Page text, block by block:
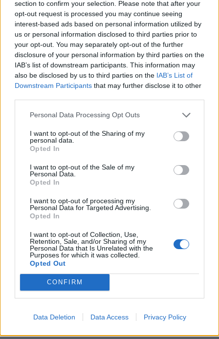
section to confirm your selection. Please note that after your
opt-out request is processed you may continue seeing
interest-based ads based on personal information utilized by
us or personal information disclosed to third parties prior to
your opt-out. You may separately opt-out of the further
disclosure of your personal information by third parties on the
IAB’s list of downstream participants. This information may
also be disclosed by us to third parties on the IAB’s List of
Downstream Participants that may further disclose it to other
Personal Data Processing Opt Outs
I want to opt-out of the Sharing of my
personal data.
Opted In
I want to opt-out of the Sale of my
Personal Data.
Opted In
I want to opt-out of processing my
Personal Data for Targeted Advertising.
Opted In
I want to opt-out of Collection, Use,
Retention, Sale, and/or Sharing of my
Personal Data that Is Unrelated with the
Purposes for which it was collected.
Opted Out
CONFIRM
Data Deletion Data Access Privacy Policy